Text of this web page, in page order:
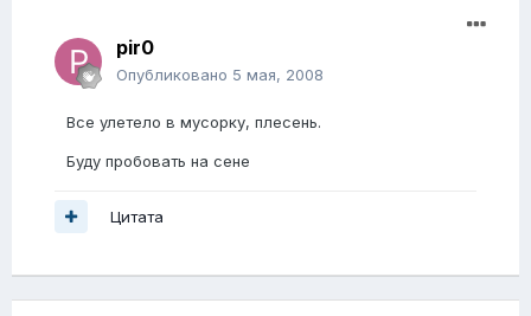
pir0
Опубликовано 5 мая, 2008
Все улетело в мусорку, плесень.
Буду пробовать на сене
Цитата